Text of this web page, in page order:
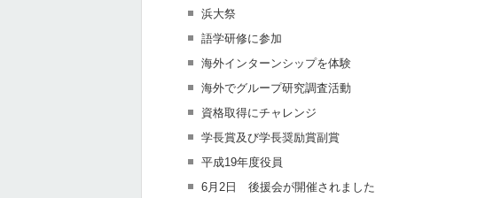
浜大祭
語学研修に参加
海外インターンシップを体験
海外でグループ研究調査活動
資格取得にチャレンジ
学長賞及び学長奨励賞副賞
平成19年度役員
6月2日 後援会が開催されました